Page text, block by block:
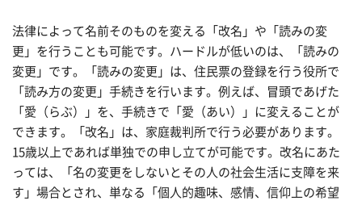
法律によって名前そのものを変える「改名」や「読みの変
更」を行うことも可能です。ハードルが低いのは、「読みの
変更」です。「読みの変更」は、住民票の登録を行う役所で
「読み方の変更」手続きを行います。例えば、冒頭であげた
「愛（らぶ）」を、手続きで「愛（あい）」に変えることが
できます。「改名」は、家庭裁判所で行う必要があります。
15歳以上であれば単独での申し立てが可能です。改名にあた
っては、「名の変更をしないとその人の社会生活に支障を来
す」場合とされ、単なる「個人的趣味、感情、信仰上の希望